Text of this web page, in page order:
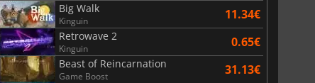
Big Walk
Kinguin 11.34€
Retrowave 2
Kinguin 0.65€
Beast of Reincarnation
Game Boost 31.13€